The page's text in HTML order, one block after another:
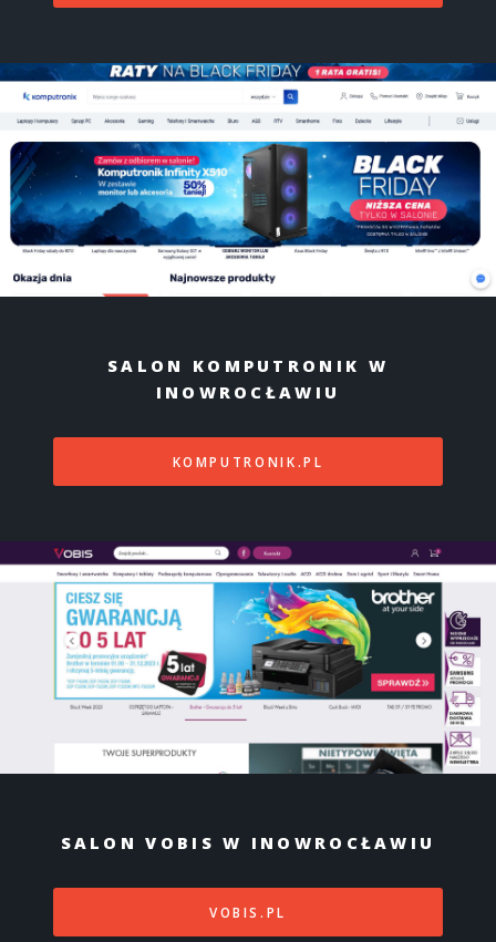
SALON KOMPUTRONIK W
INOWROCŁAWIU
KOMPUTRONIK.PL
SALON VOBIS W INOWROCŁAWIU
VOBIS.PL